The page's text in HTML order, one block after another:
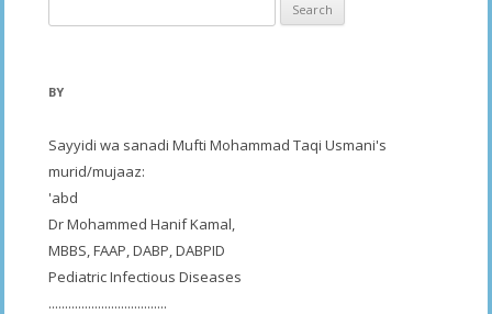
for:
BY
Sayyidi wa sanadi Mufti Mohammad Taqi Usmani's
murid/mujaaz:
'abd
Dr Mohammed Hanif Kamal,
MBBS, FAAP, DABP, DABPID
Pediatric Infectious Diseases
....................................